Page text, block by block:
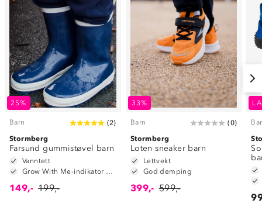
25%
Barn (2)
Stormberg
Farsund gummistøvel barn
Vanntett
Grow With Me-indikator på innersåle
149,- 199,-
33%
Barn (0)
Stormberg
Loten sneaker barn
Lettvekt
God demping
399,- 599,-